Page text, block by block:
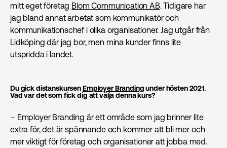
mitt eget företag Blom Communication AB. Tidigare har
jag bland annat arbetat som kommunikatör och
kommunikations­chef i olika organisationer. Jag utgår från
Lidköping där jag bor, men mina kunder finns lite
utspridda i landet.
Du gick distanskursenEmployer Brandingunder hösten 2021.
Vad var det som fick dig att välja denna kurs?
– Employer Branding är ett område som jag brinner lite
extra för, det är spännande och kommer att bli mer och
mer viktigt för företag och organisationer att jobba med.